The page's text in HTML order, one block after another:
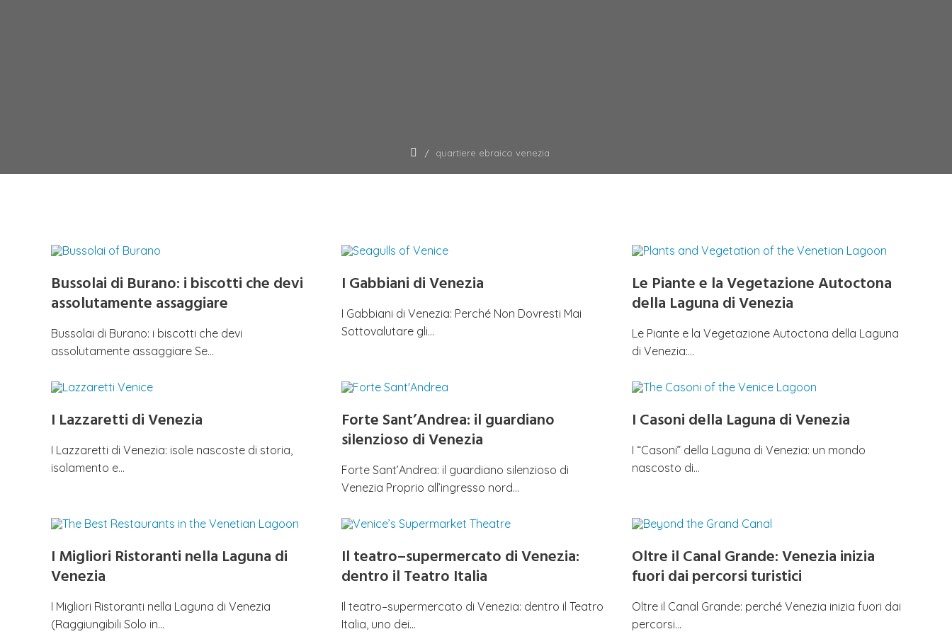
quartiere ebraico venezia
Bussolai di Burano: i biscotti che devi
assolutamente assaggiare
Bussolai di Burano: i biscotti che devi
assolutamente assaggiare Se…
I Gabbiani di Venezia
I Gabbiani di Venezia: Perché Non Dovresti Mai
Sottovalutare gli…
Le Piante e la Vegetazione Autoctona
della Laguna di Venezia
Le Piante e la Vegetazione Autoctona della Laguna
di Venezia:…
I Lazzaretti di Venezia
I Lazzaretti di Venezia: isole nascoste di storia,
isolamento e…
Forte Sant’Andrea: il guardiano
silenzioso di Venezia
Forte Sant’Andrea: il guardiano silenzioso di
Venezia Proprio all’ingresso nord…
I Casoni della Laguna di Venezia
I “Casoni” della Laguna di Venezia: un mondo
nascosto di…
I Migliori Ristoranti nella Laguna di
Venezia
I Migliori Ristoranti nella Laguna di Venezia
(Raggiungibili Solo in…
Il teatro–supermercato di Venezia:
dentro il Teatro Italia
Il teatro–supermercato di Venezia: dentro il Teatro
Italia, uno dei…
Oltre il Canal Grande: Venezia inizia
fuori dai percorsi turistici
Oltre il Canal Grande: perché Venezia inizia fuori dai
percorsi…